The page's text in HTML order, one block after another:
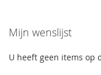
Mijn wenslijst
U heeft geen items op